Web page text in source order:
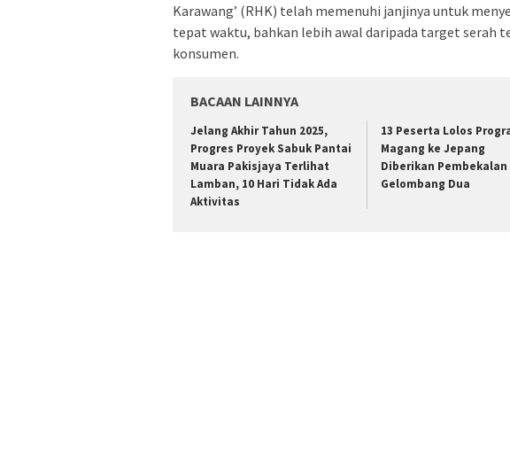
Karawang’ (RHK) telah memenuhi janjinya untuk
tepat waktu, bahkan lebih awal daripada target serah
konsumen.
BACAAN LAINNYA
Jelang Akhir Tahun 2025,
Progres Proyek Sabuk Pantai
Muara Pakisjaya Terlihat
Lamban, 10 Hari Tidak Ada
Aktivitas
13 Peserta Lolos
Magang ke Jepang
Diberikan Pembekalan
Gelombang Dua